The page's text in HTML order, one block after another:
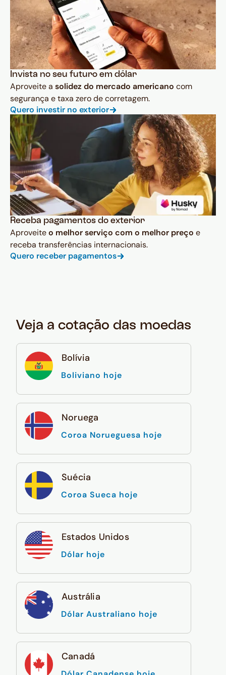
Invista no seu futuro em dólar
Aproveite a solidez do mercado americano com
segurança e taxa zero de corretagem.
Quero investir no exterior
Receba pagamentos do exterior
Aproveiteo melhor serviço com o melhor preço e
receba transferências internacionais.
Quero receber pagamentos
Veja a cotação das moedas
Bolívia
Boliviano hoje
Noruega
Coroa Norueguesa hoje
Suécia
Coroa Sueca hoje
Estados Unidos
Dólar hoje
Austrália
Dólar Australiano hoje
Canadá